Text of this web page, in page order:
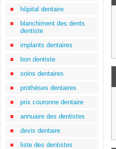
hôpital dentaire
blanchiment des dents
dentiste
implants dentaires
bon dentiste
soins dentaires
prothèses dentaires
prix couronne dentaire
annuaire des dentistes
devis dentaire
liste des dentistes